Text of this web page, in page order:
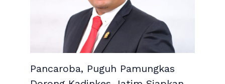
Pancaroba, Puguh Pamungkas